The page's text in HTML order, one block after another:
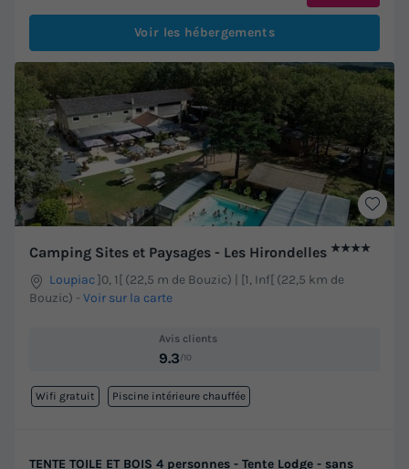
Voir les hébergements
Camping Sites et Paysages - Les Hirondelles ★★★★
Loupiac]0, 1[ (22,5 m de Bouzic) | [1, Inf[ (22,5 km de
Bouzic) - Voir sur la carte
Avis clients
9.3/10
Wifi gratuit Piscine intérieure chauffée
TENTE TOILE ET BOIS 4 personnes - Tente Lodge - sans